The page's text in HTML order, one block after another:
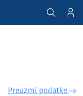
Preuzmi podatke